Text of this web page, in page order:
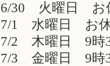
6/30 火曜日 お
7/1 水曜日 お
7/2 木曜日 9時
7/3 金曜日 9時